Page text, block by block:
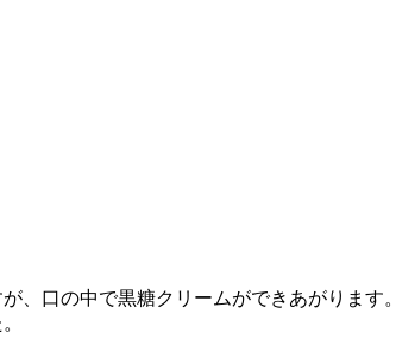
、口の中で黒糖クリームができあがりま